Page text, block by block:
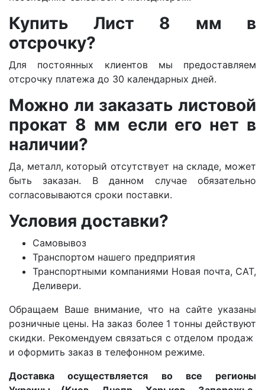
Купить Лист 8 мм в
отсрочку?
Для постоянных клиентов мы предоставляем
отсрочку платежа до 30 календарных дней.
Можно ли заказать листовой
прокат 8 мм если его нет в
наличии?
Да, металл, который отсутствует на складе, может
быть заказан. В данном случае обязательно
согласовываются сроки поставки.
Условия доставки?
Самовывоз
Транспортом нашего предприятия
Транспортными компаниями Новая почта, САТ,
Деливери.
Обращаем Ваше внимание, что на сайте указаны
розничные цены. На заказ более 1 тонны действуют
скидки. Рекомендуем связаться с отделом продаж
и оформить заказ в телефонном режиме.
Доставка осуществляется во все регионы